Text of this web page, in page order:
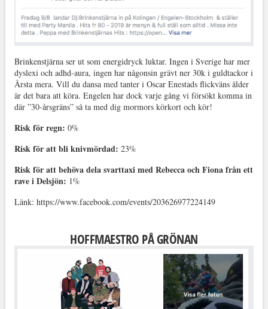
Brinkenstjärna ser ut som energidryck luktar. Ingen i Sverige har mer
dyslexi och adhd-aura, ingen har någonsin grävt ner 30k i guldtackor i
Årsta mera. Vill du dansa med tanter i Oscar Enestads flickväns ålder
är det bara att köra. Engelen har dock varje gång vi försökt komma in
där ”30-årsgräns” så ta med dig mormors körkort och kör!
Risk för regn: 0%
Risk för att bli knivmördad: 23%
Risk för att behöva dela svarttaxi med Rebecca och Fiona från ett
rave i Delsjön: 1%
Länk: https://www.facebook.com/events/203626977224149
HOFFMAESTRO PÅ GRÖNAN